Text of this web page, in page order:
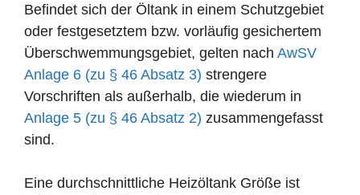
Befindet sich der Öltank in einem Schutzgebiet
oder festgesetztem bzw. vorläufig gesichertem
Überschwemmungsgebiet, gelten nach AwSV
Anlage 6 (zu § 46 Absatz 3) strengere
Vorschriften als außerhalb, die wiederum in
Anlage 5 (zu § 46 Absatz 2) zusammengefasst
sind.
Eine durchschnittliche Heizöltank Größe ist